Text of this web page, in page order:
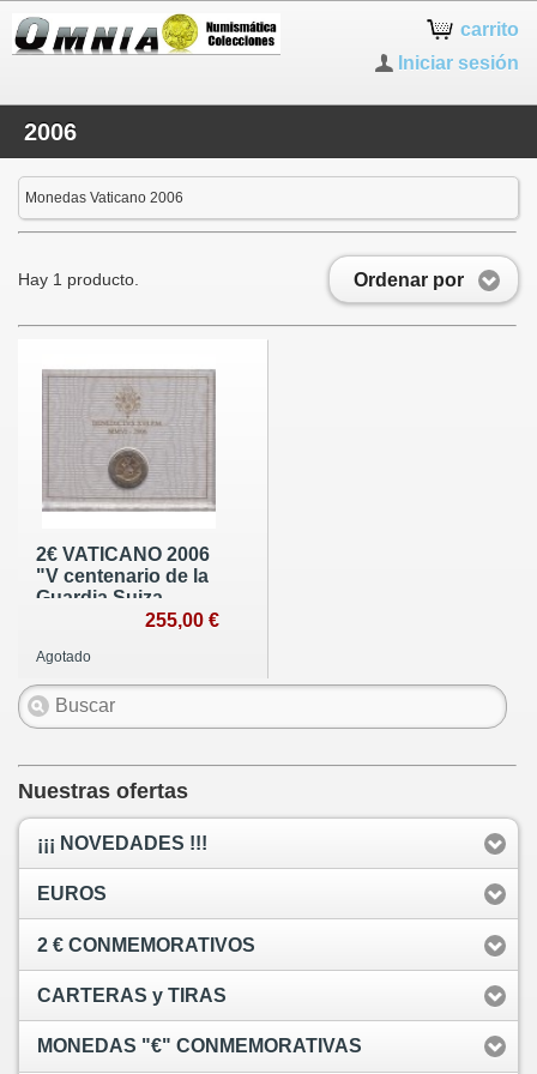
carrito
Iniciar sesión
2006
Monedas Vaticano 2006
Ordenar por
Hay 1 producto.
2€ VATICANO 2006
"V centenario de la
Guardia Suiza
255,00 €
Agotado
Nuestras ofertas
¡¡¡ NOVEDADES !!!
EUROS
2 € CONMEMORATIVOS
CARTERAS y TIRAS
MONEDAS "€" CONMEMORATIVAS